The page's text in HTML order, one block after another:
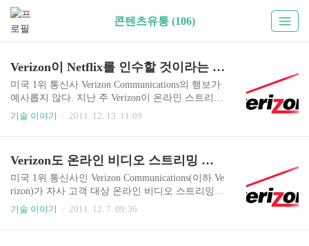
콘텐츠유통 (106)
Verizon이 Netflix를 인수할 것이라는 소문
미국 1위 통신사 Verizon Communications의 행보가
예사롭지 않다. 지난 주 Verizon이 온라인 스트리밍
서비스를 준비하고 있다는 보도와 미디어 통신 컨
에 한술 더 떠서 아예 Verizon이 Netflix를 인수할 것
이라는 소문이 돌고 있다. DealReporter라는 금융관
련 서비스 사이트에 따르면 Verizon과 Netflix가 인
수협상을 위해 만나고 있다고 주장했다. 지난 주 R
euter는 Verizon이 온라인 스트리밍 서비스 준비하
기술 이야기 2011. 12. 13. 11:09
Verizon도 온라인 비디오 스트리밍 서비스 진출
미국 1위 통신사인 Verizon Communications(이하 Ve
rizon)가 자사 고객 대상 온라인 비디오 스트리밍
서비스를 제공할 것이라고 Reuter가 단독 보도했
기술 이야기 2011. 12. 7. 09:36